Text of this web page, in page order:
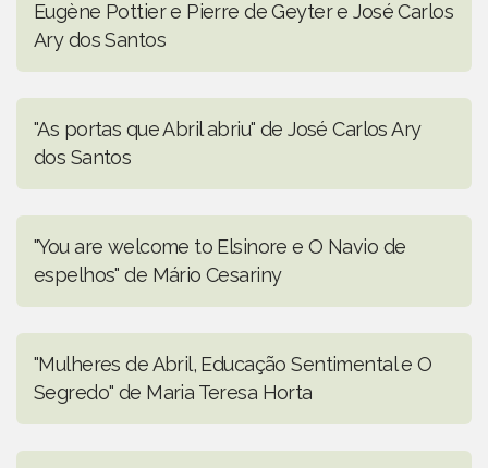
Eugène Pottier e Pierre de Geyter e José Carlos
Ary dos Santos
"As portas que Abril abriu" de José Carlos Ary
dos Santos
"You are welcome to Elsinore e O Navio de
espelhos" de Mário Cesariny
"Mulheres de Abril, Educação Sentimental e O
Segredo" de Maria Teresa Horta